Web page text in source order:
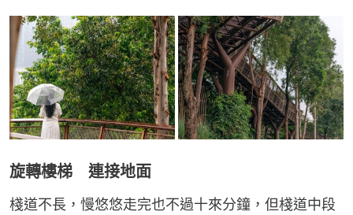
旋轉樓梯 連接地面
棧道不長，慢悠悠走完也不過十來分鐘，但棧道中段